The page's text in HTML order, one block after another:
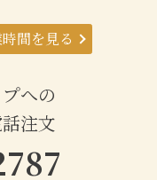
間を見る
への
注文